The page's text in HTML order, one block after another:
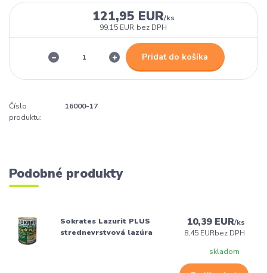
121,95 EUR/ks
99,15 EUR bez DPH
Pridať do košíka
Číslo
produktu:
16000-17
Podobné produkty
Sokrates Lazurit PLUS
strednevrstvová lazúra
10,39 EUR/ks
8,45 EURbez DPH
skladom